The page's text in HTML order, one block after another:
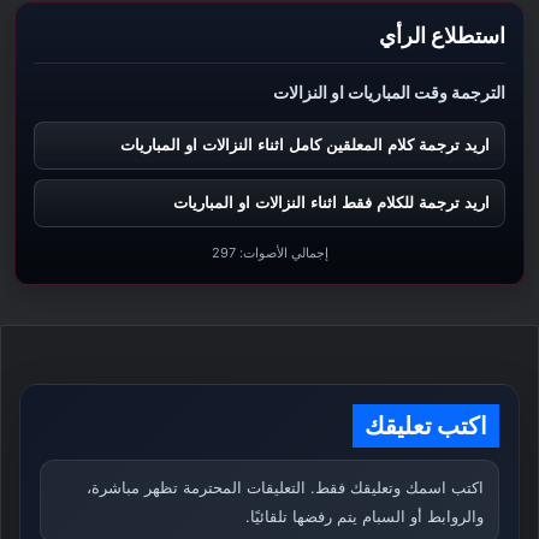
استطلاع الرأي
الترجمة وقت المباريات او النزالات
اريد ترجمة كلام المعلقين كامل اثناء النزالات او المباريات
اريد ترجمة للكلام فقط اثناء النزالات او المباريات
إجمالي الأصوات:297
اكتب تعليقك
اكتب اسمك وتعليقك فقط. التعليقات المحترمة تظهر مباشرة،
والروابط أو السبام يتم رفضها تلقائيًا.